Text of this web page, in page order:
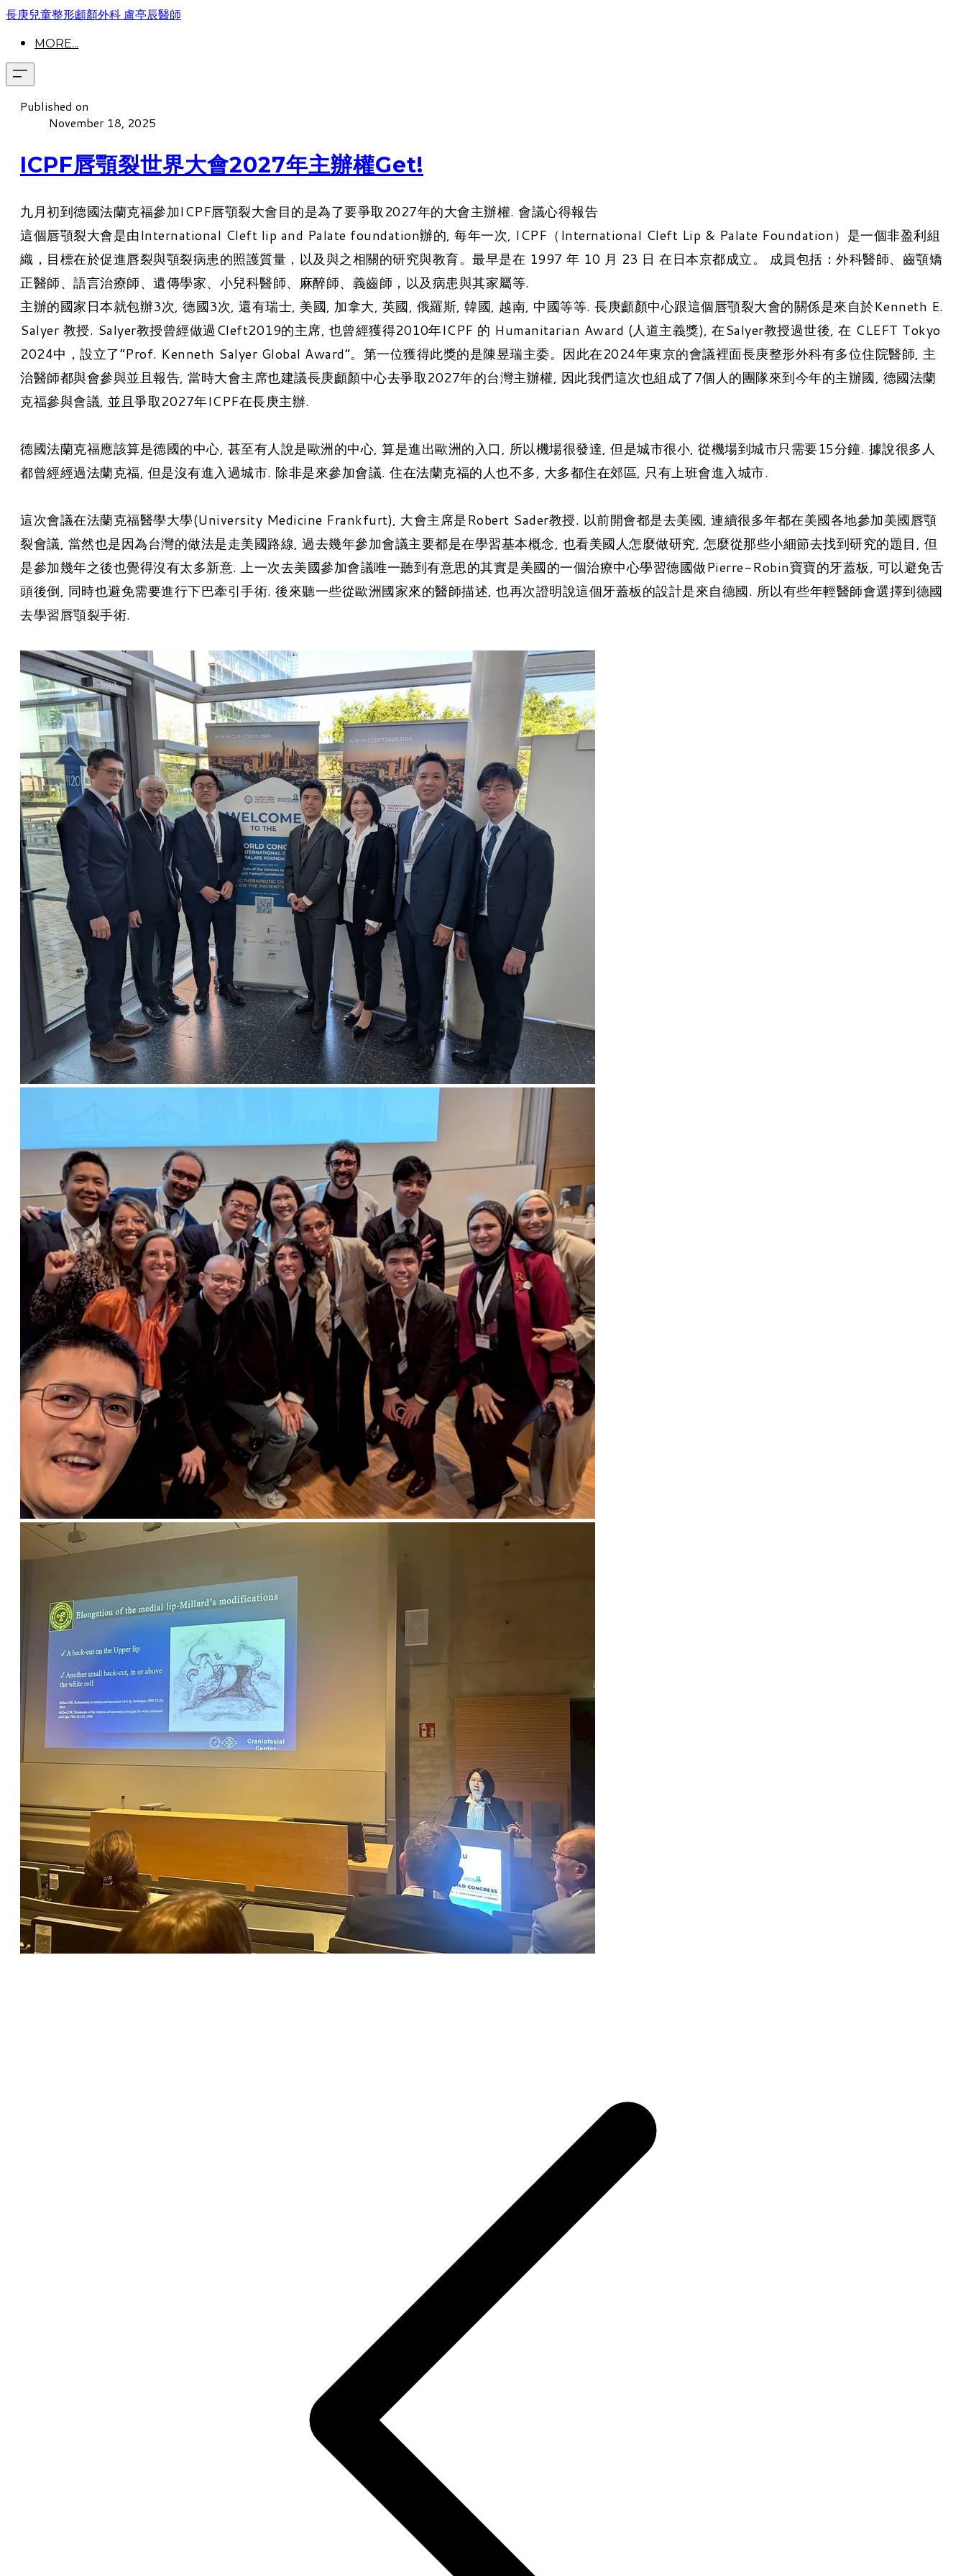
長庚兒童整形顱顏外科 盧亭辰醫師
MORE...
Published on
November 18, 2025
ICPF唇顎裂世界大會2027年主辦權Get!
九月初到德國法蘭克福參加ICPF唇顎裂大會目的是為了要爭取2027年的大會主辦權. 會議心得報告
這個唇顎裂大會是由International Cleft lip and Palate foundation辦的, 每年一次, ICPF（International Cleft Lip & Palate Foundation）是一個非盈利組
織，目標在於促進唇裂與顎裂病患的照護質量，以及與之相關的研究與教育。最早是在 1997 年 10 月 23 日 在日本京都成立。 成員包括：外科醫師、齒顎矯
正醫師、語言治療師、遺傳學家、小兒科醫師、麻醉師、義齒師，以及病患與其家屬等.
主辦的國家日本就包辦3次, 德國3次, 還有瑞士, 美國, 加拿大, 英國, 俄羅斯, 韓國, 越南, 中國等等. 長庚顱顏中心跟這個唇顎裂大會的關係是來自於Kenneth E.
Salyer 教授. Salyer教授曾經做過Cleft2019的主席, 也曾經獲得2010年ICPF 的 Humanitarian Award (人道主義獎), 在Salyer教授過世後, 在 CLEFT Tokyo
2024中，設立了“Prof. Kenneth Salyer Global Award”。第一位獲得此獎的是陳昱瑞主委。因此在2024年東京的會議裡面長庚整形外科有多位住院醫師, 主
治醫師都與會參與並且報告, 當時大會主席也建議長庚顱顏中心去爭取2027年的台灣主辦權, 因此我們這次也組成了7個人的團隊來到今年的主辦國, 德國法蘭
克福參與會議, 並且爭取2027年ICPF在長庚主辦.
德國法蘭克福應該算是德國的中心, 甚至有人說是歐洲的中心, 算是進出歐洲的入口, 所以機場很發達, 但是城市很小, 從機場到城市只需要15分鐘. 據說很多人
都曾經經過法蘭克福, 但是沒有進入過城市. 除非是來參加會議. 住在法蘭克福的人也不多, 大多都住在郊區, 只有上班會進入城市.
這次會議在法蘭克福醫學大學(University Medicine Frankfurt), 大會主席是Robert Sader教授. 以前開會都是去美國, 連續很多年都在美國各地參加美國唇顎
裂會議, 當然也是因為台灣的做法是走美國路線, 過去幾年參加會議主要都是在學習基本概念, 也看美國人怎麼做研究, 怎麼從那些小細節去找到研究的題目, 但
是參加幾年之後也覺得沒有太多新意. 上一次去美國參加會議唯一聽到有意思的其實是美國的一個治療中心學習德國做Pierre-Robin寶寶的牙蓋板, 可以避免舌
頭後倒, 同時也避免需要進行下巴牽引手術. 後來聽一些從歐洲國家來的醫師描述, 也再次證明說這個牙蓋板的設計是來自德國. 所以有些年輕醫師會選擇到德國
去學習唇顎裂手術.